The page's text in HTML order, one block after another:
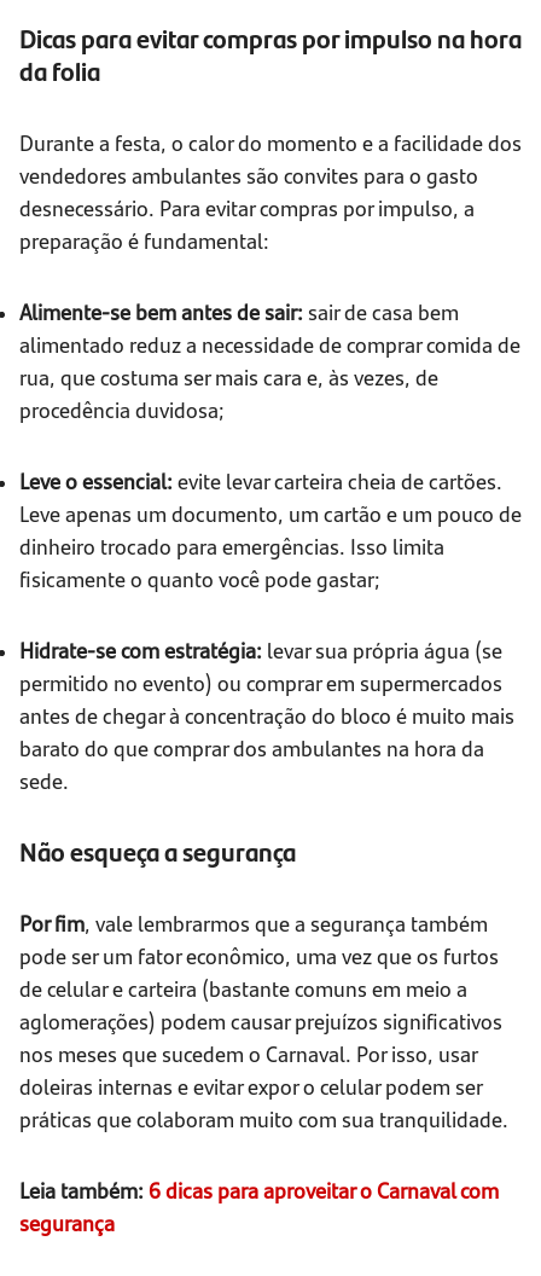
Dicas para evitar compras por impulso na hora
da folia
Durante a festa, o calor do momento e a facilidade dos
vendedores ambulantes são convites para o gasto
desnecessário. Para evitar compras por impulso, a
preparação é fundamental:
Alimente-se bem antes de sair: sair de casa bem
alimentado reduz a necessidade de comprar comida de
rua, que costuma ser mais cara e, às vezes, de
procedência duvidosa;
Leve o essencial: evite levar carteira cheia de cartões.
Leve apenas um documento, um cartão e um pouco de
dinheiro trocado para emergências. Isso limita
fisicamente o quanto você pode gastar;
Hidrate-se com estratégia: levar sua própria água (se
permitido no evento) ou comprar em supermercados
antes de chegar à concentração do bloco é muito mais
barato do que comprar dos ambulantes na hora da
sede.
Não esqueça a segurança
Por fim, vale lembrarmos que a segurança também
pode ser um fator econômico, uma vez que os furtos
de celular e carteira (bastante comuns em meio a
aglomerações) podem causar prejuízos significativos
nos meses que sucedem o Carnaval. Por isso, usar
doleiras internas e evitar expor o celular podem ser
práticas que colaboram muito com sua tranquilidade.
Leia também: 6 dicas para aproveitar o Carnaval com
segurança